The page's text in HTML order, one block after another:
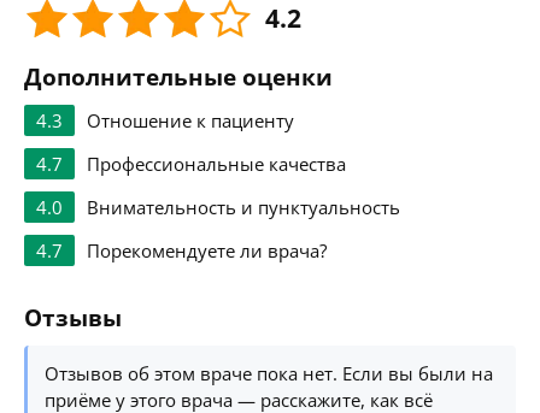
4.2
Дополнительные оценки
4.3
Отношение к пациенту
4.7
Профессиональные качества
4.0
Внимательность и пунктуальность
4.7
Порекомендуете ли врача?
Отзывы
Отзывов об этом враче пока нет. Если вы были на
приёме у этого врача — расскажите, как всё